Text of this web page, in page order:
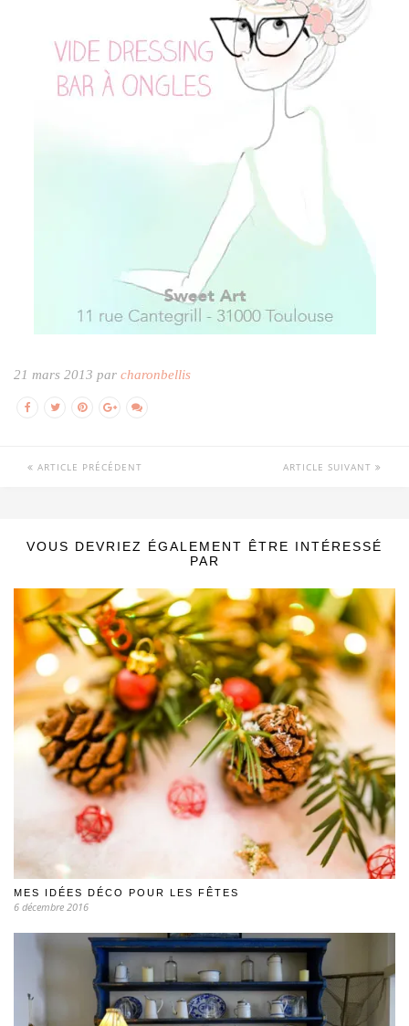
21 mars 2013 par charonbellis
ARTICLE PRÉCÉDENT ARTICLE SUIVANT
VOUS DEVRIEZ ÉGALEMENT ÊTRE INTÉRESSÉ
PAR
MES IDÉES DÉCO POUR LES FÊTES
6 décembre 2016